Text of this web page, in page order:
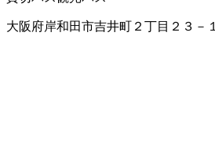
大阪府岸和田市吉井町２丁目２３－１